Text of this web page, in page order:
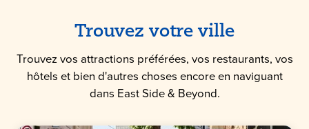
Trouvez votre ville
Trouvez vos attractions préférées, vos restaurants, vos
hôtels et bien d'autres choses encore en naviguant
dans East Side & Beyond.